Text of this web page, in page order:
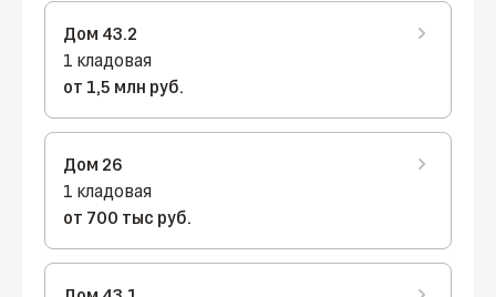
Дом 43.2
1 кладовая
от 1,5 млн руб.
Дом 26
1 кладовая
от 700 тыс руб.